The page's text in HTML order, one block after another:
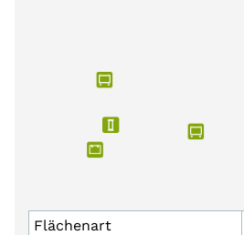
Flächenart